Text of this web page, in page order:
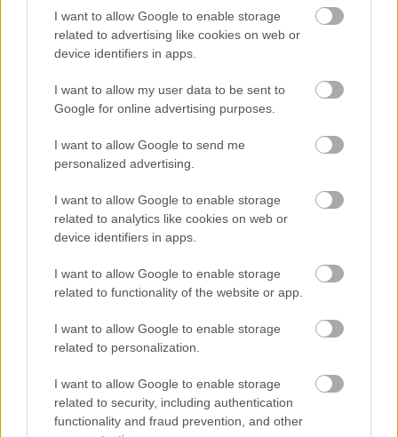
I want to allow Google to enable storage
related to advertising like cookies on web or
device identifiers in apps.
I want to allow my user data to be sent to
Google for online advertising purposes.
I want to allow Google to send me
personalized advertising.
I want to allow Google to enable storage
related to analytics like cookies on web or
device identifiers in apps.
I want to allow Google to enable storage
related to functionality of the website or app.
I want to allow Google to enable storage
related to personalization.
I want to allow Google to enable storage
related to security, including authentication
functionality and fraud prevention, and other